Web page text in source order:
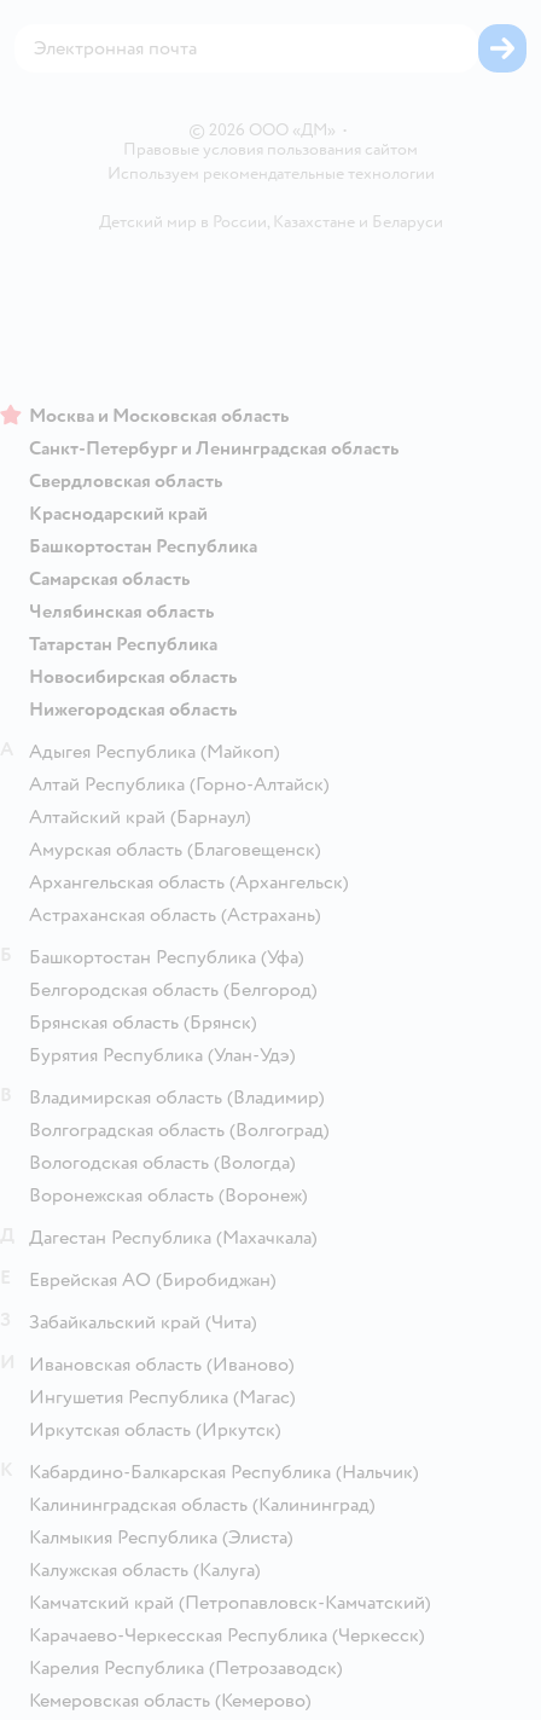
© 2026 ООО «ДМ» •
Правовые условия пользования сайтом
Используем рекомендательные технологии
Детский мир в России, Казахстанеи Беларуси
Москва и Московская область
Санкт-Петербург и Ленинградская область
Свердловская область
Краснодарский край
Башкортостан Республика
Самарская область
Челябинская область
Татарстан Республика
Новосибирская область
Нижегородская область
Адыгея Республика (Майкоп)
Алтай Республика (Горно-Алтайск)
Алтайский край (Барнаул)
Амурская область (Благовещенск)
Архангельская область (Архангельск)
Астраханская область (Астрахань)
Башкортостан Республика (Уфа)
Белгородская область (Белгород)
Брянская область (Брянск)
Бурятия Республика (Улан-Удэ)
Владимирская область (Владимир)
Волгоградская область (Волгоград)
Вологодская область (Вологда)
Воронежская область (Воронеж)
Дагестан Республика (Махачкала)
Еврейская АО (Биробиджан)
Забайкальский край (Чита)
Ивановская область (Иваново)
Ингушетия Республика (Магас)
Иркутская область (Иркутск)
Кабардино-Балкарская Республика (Нальчик)
Калининградская область (Калининград)
Калмыкия Республика (Элиста)
Калужская область (Калуга)
Камчатский край (Петропавловск-Камчатский)
Карачаево-Черкесская Республика (Черкесск)
Карелия Республика (Петрозаводск)
Кемеровская область (Кемерово)